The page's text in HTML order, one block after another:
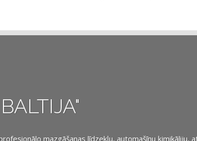
mazgāšanas līdzekļu, automašīnu